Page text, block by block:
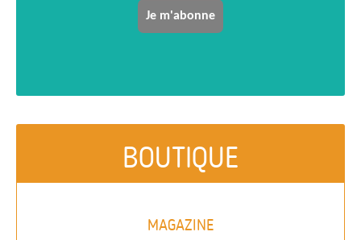
Je m'abonne
BOUTIQUE
MAGAZINE